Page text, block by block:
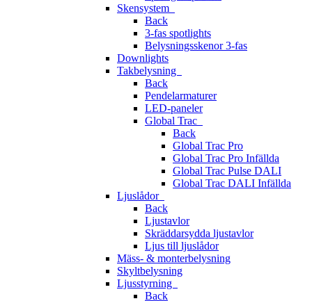
Skensystem
Back
3-fas spotlights
Belysningsskenor 3-fas
Downlights
Takbelysning
Back
Pendelarmaturer
LED-paneler
Global Trac
Back
Global Trac Pro
Global Trac Pro Infällda
Global Trac Pulse DALI
Global Trac DALI Infällda
Ljuslådor
Back
Ljustavlor
Skräddarsydda ljustavlor
Ljus till ljuslådor
Mäss- & monterbelysning
Skyltbelysning
Ljusstyrning
Back